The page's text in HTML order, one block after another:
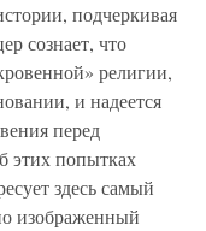
подчеркивая
сознает, что
религии,
и надеется
перед
этих попытках
здесь самый
изображенный